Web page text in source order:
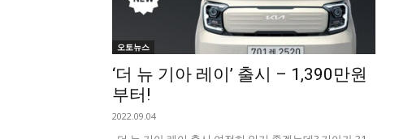
오토뉴스
‘더 뉴 기아 레이’ 출시 – 1,390만원
부터!
2022.09.04